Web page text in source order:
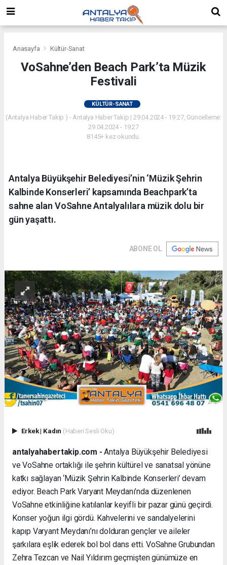
Anasayfa Kültür-Sanat
VoSahne’den Beach Park’ta Müzik
Festivali
KÜLTÜR-SANAT
(Antalya Haber Takip ) - Antalya Haber Takip | 29.04.2024 - 19:27, Güncelleme:
29.04.2024 - 19:27
8145+ kez okundu.
Antalya Büyükşehir Belediyesi’nin ‘Müzik Şehrin
Kalbinde Konserleri’ kapsamında Beachpark’ta
sahne alan VoSahne Antalyalılara müzik dolu bir
gün yaşattı.
ABONE OL
Erkek| Kadın (Haberi Sesli Oku)
antalyahabertakip.com - Antalya Büyükşehir Belediyesi
ve VoSahne ortaklığı ile şehrin kültürel ve sanatsal yönüne
katkı sağlayan ‘Müzik Şehrin Kalbinde Konserleri’ devam
ediyor. Beach Park Varyant Meydanı’nda düzenlenen
VoSahne etkinliğine katılanlar keyifli bir pazar günü geçirdi.
Konser yoğun ilgi gördü. Kahvelerini ve sandalyelerini
kapıp Varyant Meydanı’nı dolduran gençler ve aileler
şarkılara eşlik ederek bol bol dans etti. VoSahne Grubundan
Zehra Tezcan ve Nail Yıldırım geçmişten günümüze en